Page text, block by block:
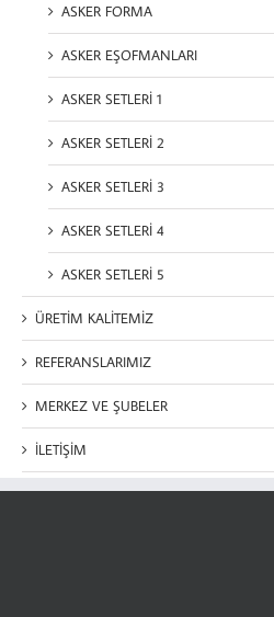
ASKER FORMA
ASKER EŞOFMANLARI
ASKER SETLERİ 1
ASKER SETLERİ 2
ASKER SETLERİ 3
ASKER SETLERİ 4
ASKER SETLERİ 5
ÜRETİM KALİTEMİZ
REFERANSLARIMIZ
MERKEZ VE ŞUBELER
İLETİŞİM